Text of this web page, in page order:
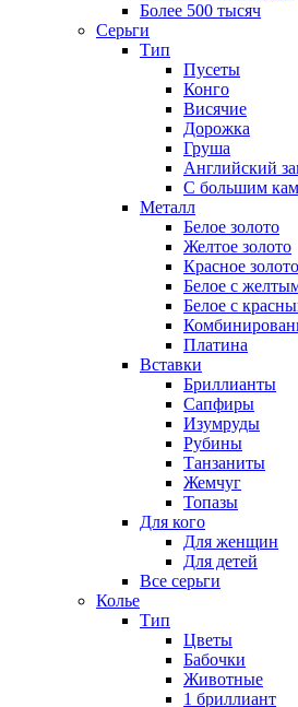
Более 500 тысяч
Серьги
Тип
Пусеты
Конго
Висячие
Дорожка
Груша
Английский
С большим
Металл
Белое золото
Желтое золото
Красное золото
Белое с
Белое с
Платина
Вставки
Бриллианты
Сапфиры
Изумруды
Рубины
Танзаниты
Жемчуг
Топазы
Для кого
Для женщин
Для детей
Все серьги
Колье
Тип
Цветы
Бабочки
Животные
1 бриллиант